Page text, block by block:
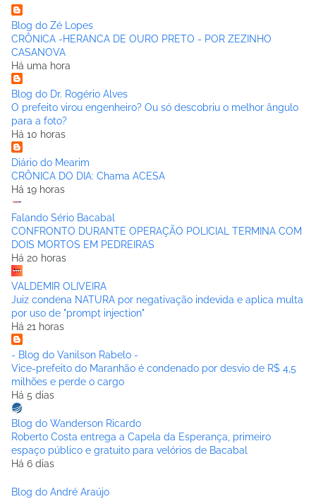
Blog do Zé Lopes
CRÔNICA -HERANCA DE OURO PRETO - POR ZEZINHO
CASANOVA
Há uma hora
Blog do Dr. Rogério Alves
O prefeito virou engenheiro? Ou só descobriu o melhor ângulo
para a foto?
Há 10 horas
Diário do Mearim
CRÔNICA DO DIA: Chama ACESA
Há 19 horas
Falando Sério Bacabal
CONFRONTO DURANTE OPERAÇÃO POLICIAL TERMINA COM
DOIS MORTOS EM PEDREIRAS
Há 20 horas
VALDEMIR OLIVEIRA
Juiz condena NATURA por negativação indevida e aplica multa
por uso de "prompt injection"
Há 21 horas
- Blog do Vanilson Rabelo -
Vice-prefeito do Maranhão é condenado por desvio de R$ 4,5
milhões e perde o cargo
Há 5 dias
Blog do Wanderson Ricardo
Roberto Costa entrega a Capela da Esperança, primeiro
espaço público e gratuito para velórios de Bacabal
Há 6 dias
Blog do André Araújo